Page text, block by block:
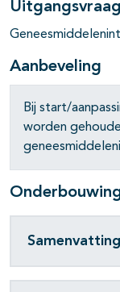
Uitgangsvraag
Aanbeveling
Bij start/
worden